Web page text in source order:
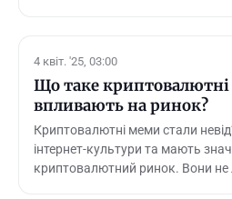
4 квіт. '25, 03:00
Що таке
впливають на ринок?
Криптовалютні меми стали
інтернет-культури та мають
криптовалютний ринок. Вони